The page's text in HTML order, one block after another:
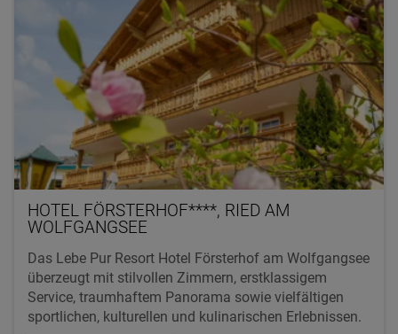
HOTEL FÖRSTERHOF****, RIED AM
WOLFGANGSEE
Das Lebe Pur Resort Hotel Försterhof am Wolfgangsee
überzeugt mit stilvollen Zimmern, erstklassigem
Service, traumhaftem Panorama sowie vielfältigen
sportlichen, kulturellen und kulinarischen Erlebnissen.